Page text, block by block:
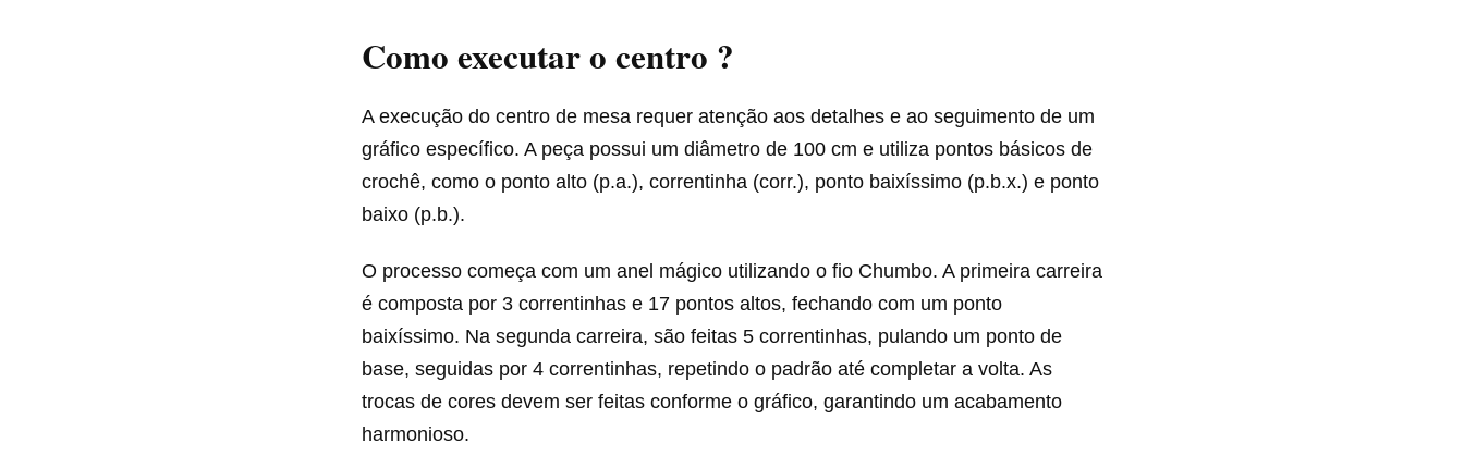
Como executar o centro ?
A execução do centro de mesa requer atenção aos detalhes e ao seguimento de um
gráfico específico. A peça possui um diâmetro de 100 cm e utiliza pontos básicos de
crochê, como o ponto alto (p.a.), correntinha (corr.), ponto baixíssimo (p.b.x.) e ponto
baixo (p.b.).
O processo começa com um anel mágico utilizando o fio Chumbo. A primeira carreira
é composta por 3 correntinhas e 17 pontos altos, fechando com um ponto
baixíssimo. Na segunda carreira, são feitas 5 correntinhas, pulando um ponto de
base, seguidas por 4 correntinhas, repetindo o padrão até completar a volta. As
trocas de cores devem ser feitas conforme o gráfico, garantindo um acabamento
harmonioso.